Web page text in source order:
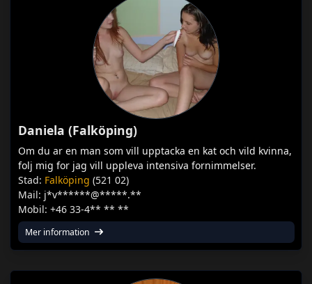
Daniela (Falköping)
Om du ar en man som vill upptacka en kat och vild kvinna,
folj mig for jag vill uppleva intensiva fornimmelser.
Stad: Falköping (521 02)
Mail: j*v******@*****.**
Mobil: +46 33-4** ** **
Mer information